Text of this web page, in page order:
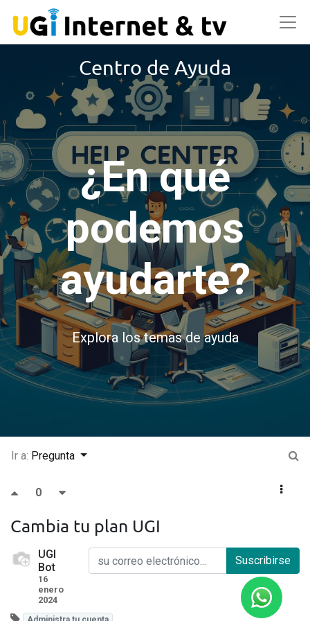
Centro de Ayuda
¿En qué
podemos
ayudarte?
Explora los temas de ayuda
Ir a: Pregunta
0
Cambia tu plan UGI
UGI
Bot
16
enero
2024
Suscribirse